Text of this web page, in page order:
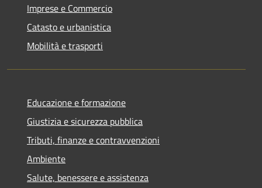
Imprese e Commercio
Catasto e urbanistica
Mobilità e trasporti
Educazione e formazione
Giustizia e sicurezza pubblica
Tributi, finanze e contravvenzioni
Ambiente
Salute, benessere e assistenza